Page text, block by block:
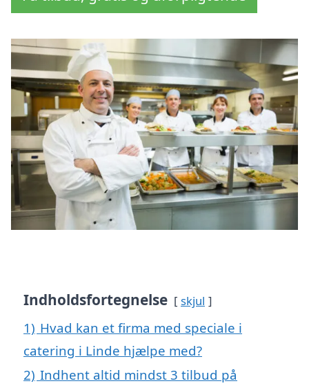
Indholdsfortegnelse skjul
1) Hvad kan et firma med speciale i
catering i Linde hjælpe med?
2) Indhent altid mindst 3 tilbud på